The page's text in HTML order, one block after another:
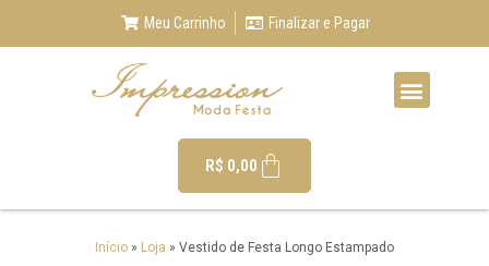
Meu Carrinho Finalizar e Pagar
R$ 0,00
Início » Loja » Vestido de Festa Longo Estampado